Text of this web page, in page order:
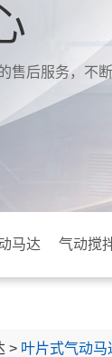
售后服务，不
马达 气动搅
> 叶片式气动马